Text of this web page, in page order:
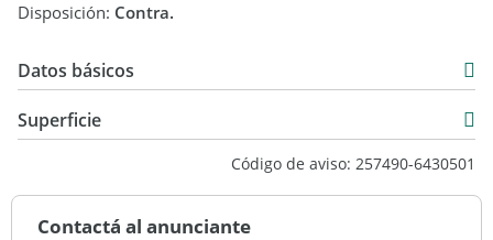
Disposición: Contra.
Datos básicos
Venta
Superficie
Código de aviso: 257490-6430501
Contactá al anunciante